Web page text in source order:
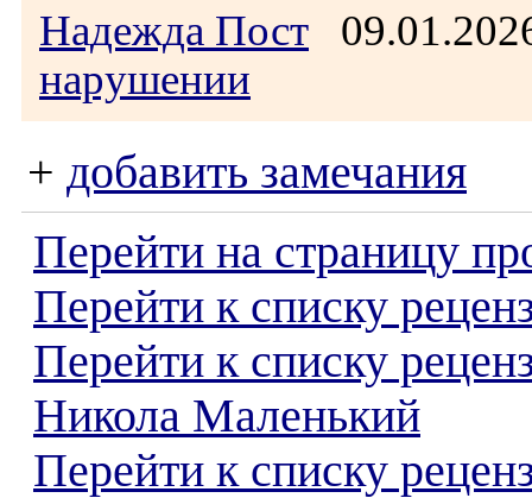
Надежда Пост
нарушении
+ добавить замечания
Перейти на страницу
Перейти к списку
Перейти к списку
Никола Маленький
Перейти к списку